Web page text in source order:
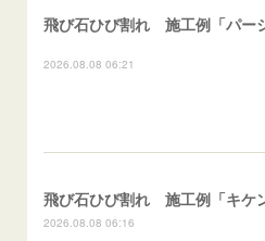
2026.08.08 06:21
2026.08.08 06:16